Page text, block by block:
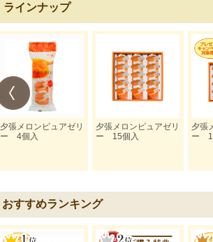
ラインナップ
夕張メロンピュアゼリ
ー 4個入
夕張メロンピュアゼリ
ー 15個入
夕張
ー
おすすめランキング